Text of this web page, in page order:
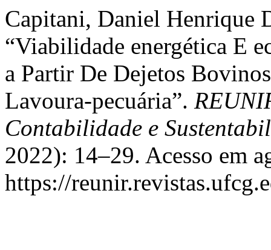
Capitani, Daniel Henrique
“Viabilidade energética E
a Partir De Dejetos
Lavoura-pecuária”.
Contabilidade e
2022): 14–29. Acesso em
https://